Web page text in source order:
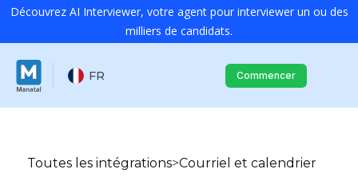
Découvrez AI Interviewer, votre agent pour interviewer un ou des
milliers de candidats.
FR Commencer
Toutes les intégrations>Courriel et calendrier